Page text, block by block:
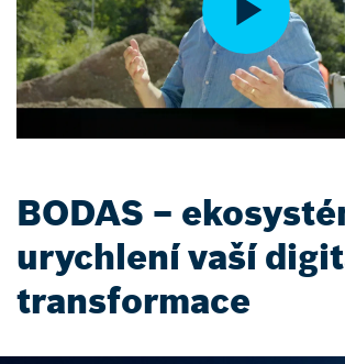
BODAS –
urychlení vaší
transformace